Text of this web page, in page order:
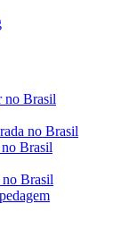
no Brasil
no Brasil
Brasil
Brasil